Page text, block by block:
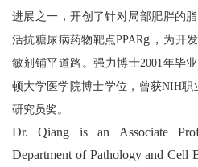
进展之一，开创了针对局部肥胖的
活抗糖尿病药物靶点PPARg ， 为开
敏剂铺平道路。强力博士2001年毕
顿大学医学院博士学位，曾获NIH职
研究员奖。
Dr. Qiang is an Associate
Department of Pathology and Cell